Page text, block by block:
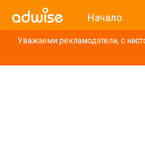
Начало
Уважаеми рекламодатели, с